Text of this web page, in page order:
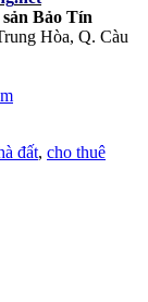
Bảo Tín
Hòa, Q. Càu
đất, cho thuê